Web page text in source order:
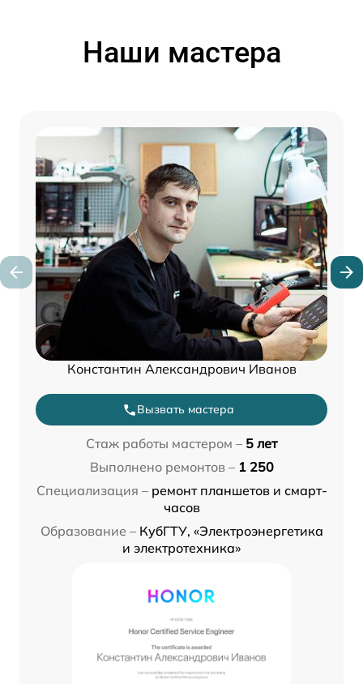
Наши мастера
Константин Александрович Иванов
Вызвать мастера
Стаж работы мастером – 5 лет
Выполнено ремонтов – 1 250
Специализация – ремонт планшетов и смарт-
часов
Образование – КубГТУ, «Электроэнергетика
и электротехника»